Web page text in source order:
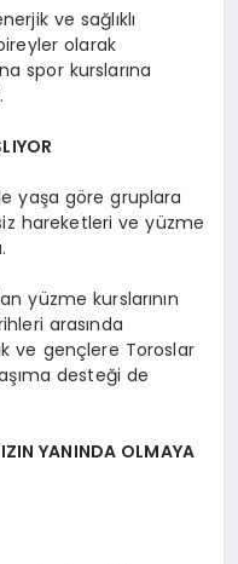
ve sağlıklı
olarak
spor kurslarına
yaşa göre gruplara
hareketleri ve yüzme
yüzme kurslarının
arasında
ve gençlere Toroslar
desteği de
YANINDA OLMAYA